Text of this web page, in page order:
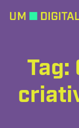
Tag: